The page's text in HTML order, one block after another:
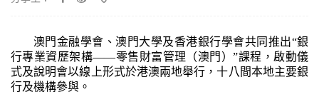
澳門金融學會、澳門大學及香港銀行學會共同推出“銀
行專業資歷架構——零售財富管理（澳門）”課程，啟動儀
式及說明會以線上形式於港澳兩地舉行，十八間本地主要銀
行及機構參與。